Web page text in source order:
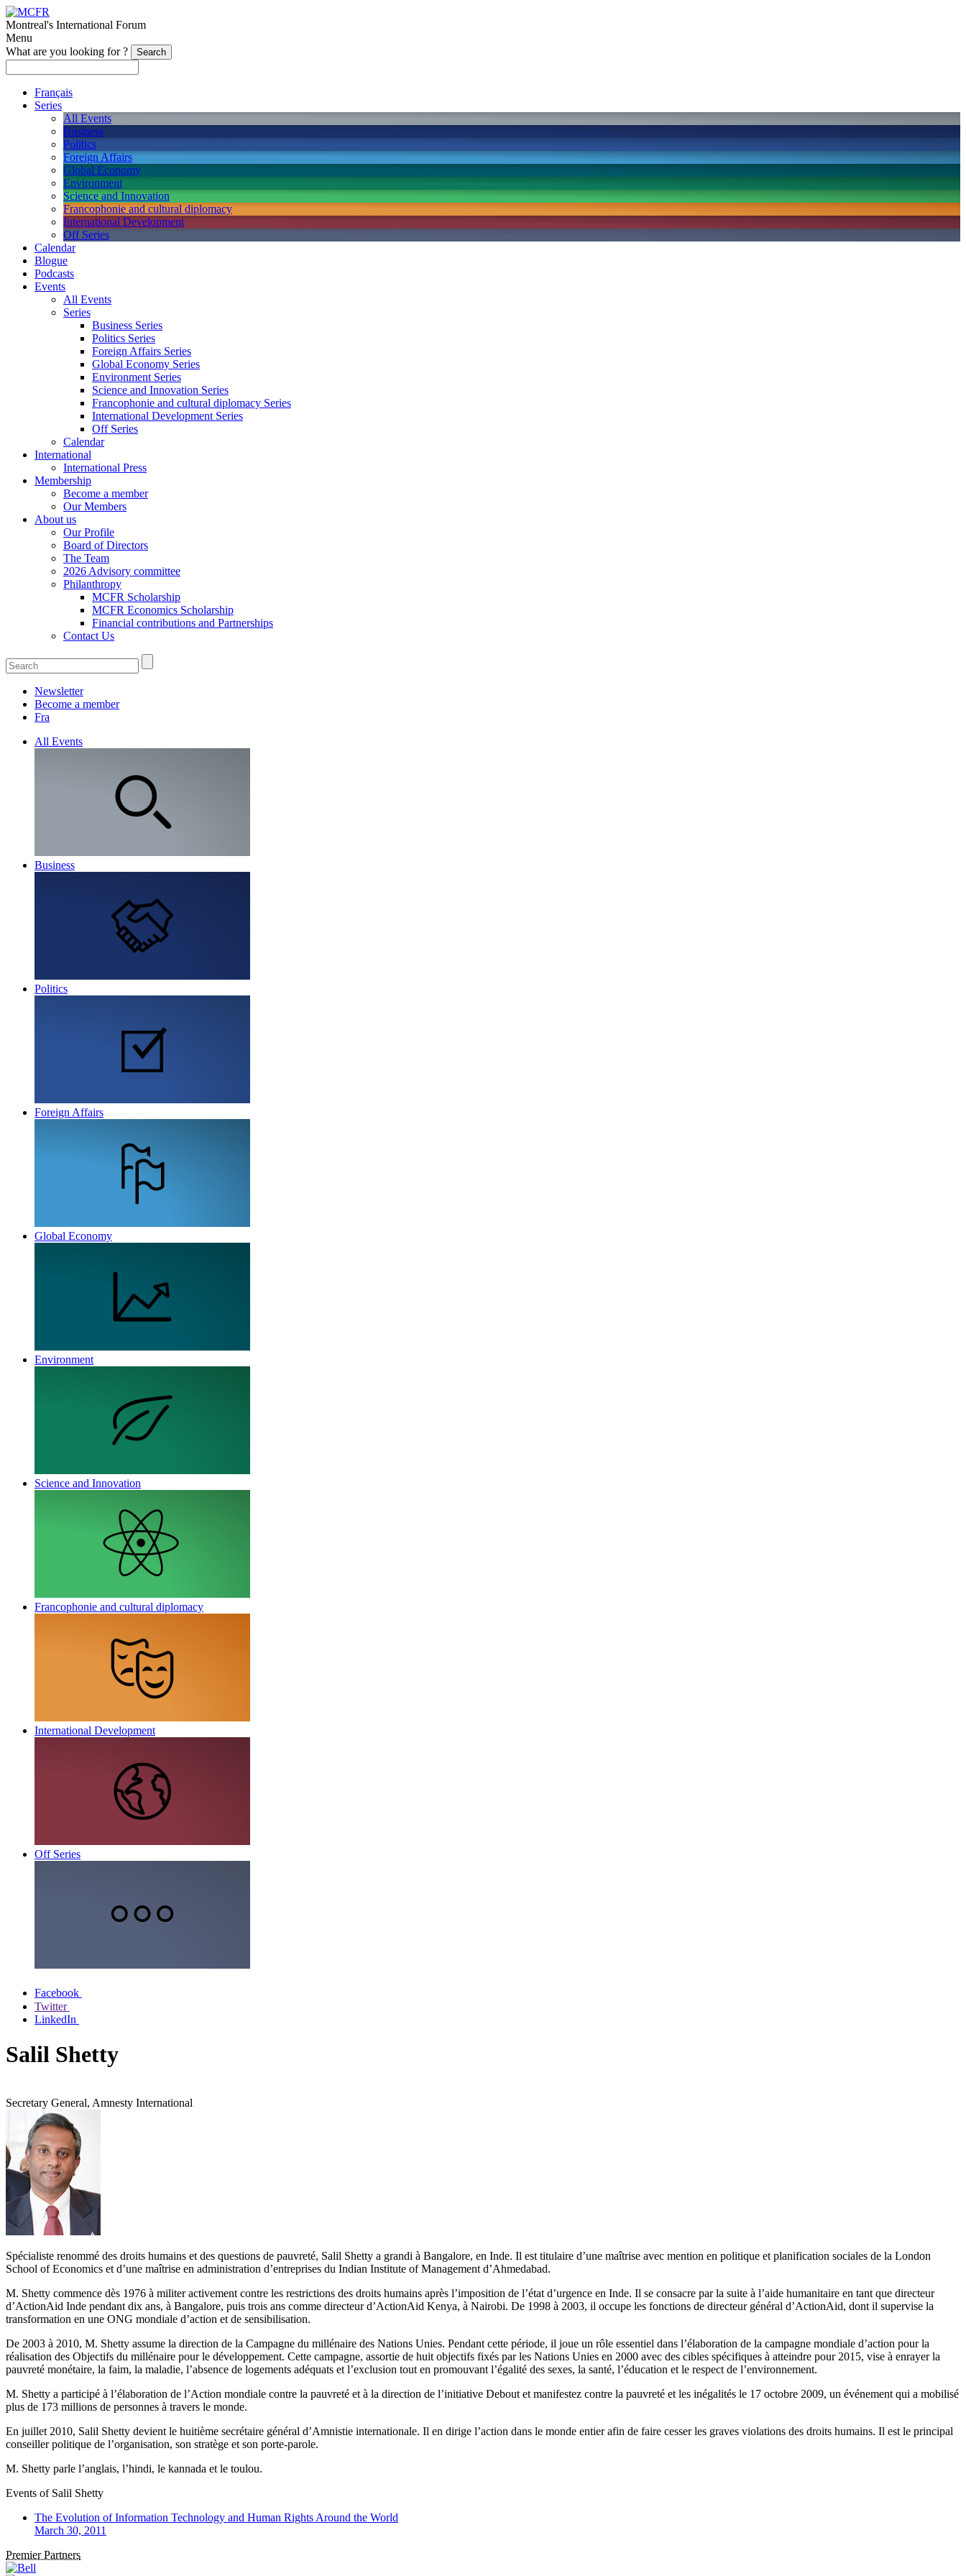
Montreal's International Forum
Menu
What are you looking for ?
Français
Series
All Events
Business
Politics
Foreign Affairs
Global Economy
Environment
Science and Innovation
Francophonie and cultural diplomacy
International Development
Off Series
Calendar
Blogue
Podcasts
Events
All Events
Series
Business Series
Politics Series
Foreign Affairs Series
Global Economy Series
Environment Series
Science and Innovation Series
Francophonie and cultural diplomacy Series
International Development Series
Off Series
Calendar
International
International Press
Membership
Become a member
Our Members
About us
Our Profile
Board of Directors
The Team
2026 Advisory committee
Philanthropy
MCFR Scholarship
MCFR Economics Scholarship
Financial contributions and Partnerships
Contact Us
Newsletter
Become a member
Fra
All Events
Business
Politics
Foreign Affairs
Global Economy
Environment
Science and Innovation
Francophonie and cultural diplomacy
International Development
Off Series
Facebook
Twitter
LinkedIn
Salil Shetty
Secretary General, Amnesty International
Spécialiste renommé des droits humains et des questions de pauvreté, Salil Shetty a grandi à Bangalore, en Inde. Il est titulaire d’une maîtrise avec mention en politique et planification sociales de la London
School of Economics et d’une maîtrise en administration d’entreprises du Indian Institute of Management d’Ahmedabad.
M. Shetty commence dès 1976 à militer activement contre les restrictions des droits humains après l’imposition de l’état d’urgence en Inde. Il se consacre par la suite à l’aide humanitaire en tant que directeur
d’ActionAid Inde pendant dix ans, à Bangalore, puis trois ans comme directeur d’ActionAid Kenya, à Nairobi. De 1998 à 2003, il occupe les fonctions de directeur général d’ActionAid, dont il supervise la
transformation en une ONG mondiale d’action et de sensibilisation.
De 2003 à 2010, M. Shetty assume la direction de la Campagne du millénaire des Nations Unies. Pendant cette période, il joue un rôle essentiel dans l’élaboration de la campagne mondiale d’action pour la
réalisation des Objectifs du millénaire pour le développement. Cette campagne, assortie de huit objectifs fixés par les Nations Unies en 2000 avec des cibles spécifiques à atteindre pour 2015, vise à enrayer la
pauvreté monétaire, la faim, la maladie, l’absence de logements adéquats et l’exclusion­ tout en promouvant l’égalité des sexes, la santé, l’éducation et le respect de l’environnement.
M. Shetty a participé à l’élaboration de l’Action mondiale contre la pauvreté et à la direction de l’initiative Debout et manifestez contre la pauvreté et les inégalités le 17 octobre 2009, un événement qui a mobilisé
plus de 173 millions de personnes à travers le monde.
En juillet 2010, Salil Shetty devient le huitième secrétaire général d’Amnistie internationale. Il en dirige l’action dans le monde entier afin de faire cesser les graves violations des droits humains. Il est le principal
conseiller politique de l’organisation, son stratège et son porte-parole.
M. Shetty parle l’anglais, l’hindi, le kannada et le toulou.
Events of Salil Shetty
The Evolution of Information Technology and Human Rights Around the World
March 30, 2011
Premier Partners